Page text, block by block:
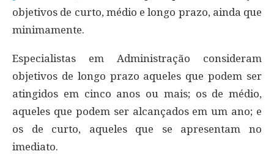
objetivos de curto, médio e longo prazo, ainda que
minimamente.
Especialistas em Administração consideram
objetivos de longo prazo aqueles que podem ser
atingidos em cinco anos ou mais; os de médio,
aqueles que podem ser alcançados em um ano; e
os de curto, aqueles que se apresentam no
imediato.